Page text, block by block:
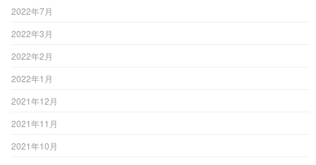
2022年7月
2022年3月
2022年2月
2022年1月
2021年12月
2021年11月
2021年10月